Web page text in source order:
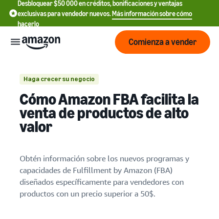
Desbloquear $50 000 en créditos, bonificaciones y ventajas
exclusivas para vendedor nuevos.Más información sobre cómo
hacerlo
Empezar
Comienza
a vender
cómo vender
Obtén una descripción
general de cómo vender en
Amazon
Precios
costos
Tarifas de venta
Crea y
protege
tu
Servicios
English
中
文
Comienza a vender
1. Mejora de la seguridad del inventario y
reembolsos más rápidos
2. Menos devoluciones
devoluciones
4. Incentivos para una nueva selección
Haga crecer su negocio
Cómo Amazon FBA facilita la
venta de productos de alto
valor
Obtén información sobre los nuevos programas y
capacidades de Fulfillment by Amazon (FBA)
diseñados específicamente para vendedores con
productos con un precio superior a 50$.